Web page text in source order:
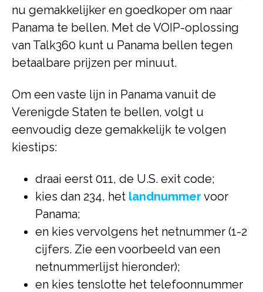
nu gemakkelijker en goedkoper om naar
Panama te bellen. Met de VOIP-oplossing
van Talk360 kunt u Panama bellen tegen
betaalbare prijzen per minuut.
Om een vaste lijn in Panama vanuit de
Verenigde Staten te bellen, volgt u
eenvoudig deze gemakkelijk te volgen
kiestips:
draai eerst 011, de U.S. exit code;
kies dan 234, het landnummer voor
Panama;
en kies vervolgens het netnummer (1-2
cijfers. Zie een voorbeeld van een
netnummerlijst hieronder);
en kies tenslotte het telefoonnummer